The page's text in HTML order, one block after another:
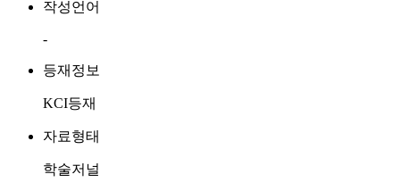
작성언어
-
등재정보
KCI등재
자료형태
학술저널